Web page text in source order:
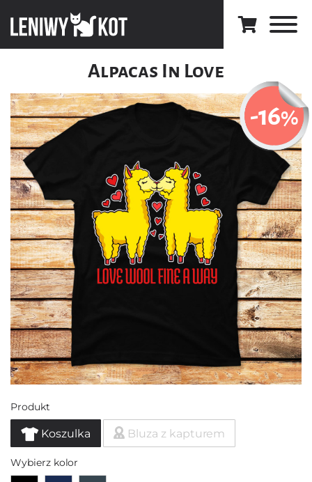
Alpacas In Love
-16%
Produkt
Koszulka Bluza z kapturem
Wybierz kolor